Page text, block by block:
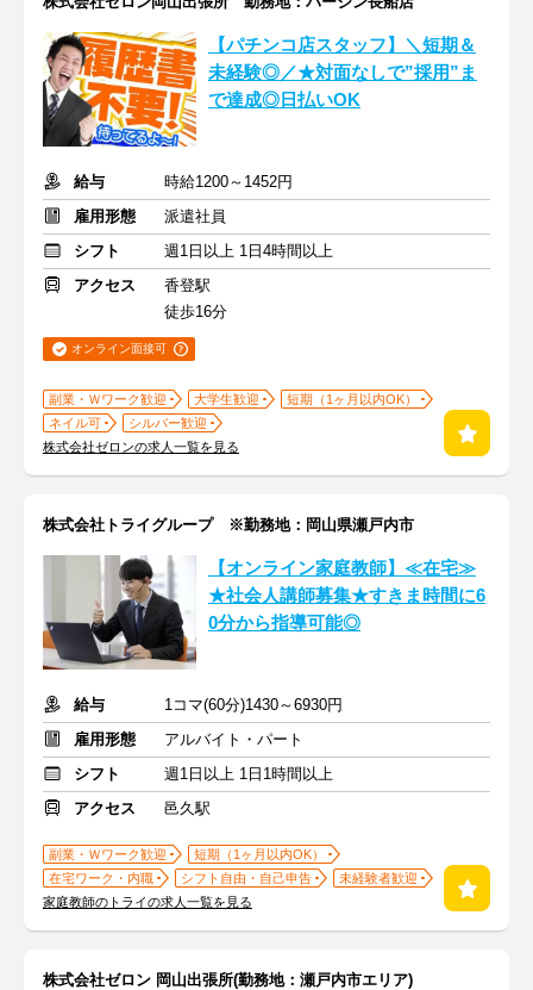
【パチンコ店スタッフ】＼短期＆
未経験◎／★対面なしで”採用”ま
で達成◎日払いOK
給与
時給1200～1452円
雇用形態
派遣社員
シフト
週1日以上 1日4時間以上
アクセス
香登駅
徒歩16分
オンライン面接可
副業・Ｗワーク歓迎 大学生歓迎
短期（1ヶ月以内OK）
ネイル可
シルバー歓迎
株式会社ゼロンの求人一覧を見る
株式会社トライグループ ※勤務地：岡山県瀬戸内市
【オンライン家庭教師】≪在宅≫
★社会人講師募集★すきま時間に6
0分から指導可能◎
給与
1コマ(60分)1430～6930円
雇用形態
アルバイト・パート
シフト
週1日以上 1日1時間以上
アクセス
邑久駅
副業・Ｗワーク歓迎
短期（1ヶ月以内OK）
在宅ワーク・内職
シフト自由・自己申告
未経験者歓迎
家庭教師のトライの求人一覧を見る
株式会社ゼロン 岡山出張所(勤務地：瀬戸内市エリア)